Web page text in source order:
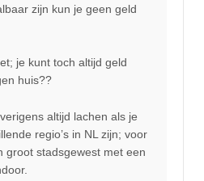
zijn kun je geen geld
je kunt toch altijd geld
huis??
altijd lachen als je
regio’s in NL zijn; voor
groot stadsgewest met een